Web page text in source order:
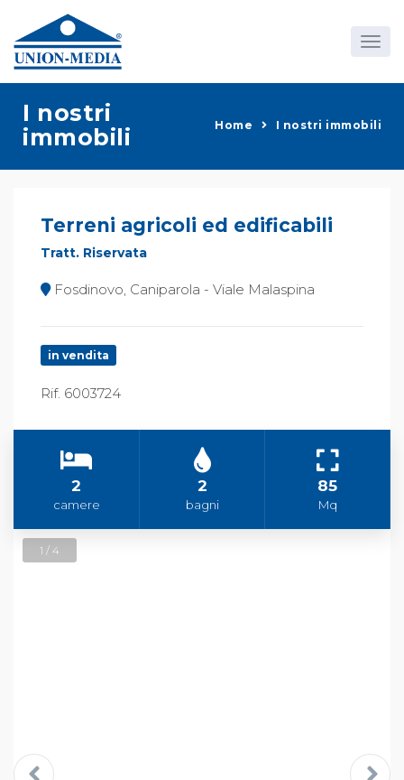
I nostri
immobili
Home I nostri immobili
Terreni agricoli ed edificabili
Tratt. Riservata
Fosdinovo, Caniparola - Viale Malaspina
in vendita
Rif. 6003724
2
camere
2
bagni
85
Mq
1 / 4